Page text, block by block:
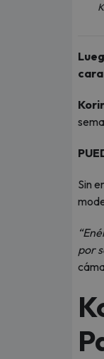
Sin
por